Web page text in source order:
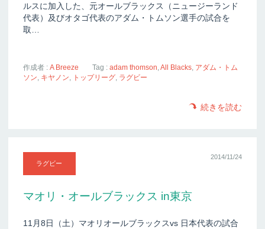
ルスに加入した、元オールブラックス（ニュージーランド
代表）及びオタゴ代表のアダム・トムソン選手の試合を
取…
作成者 :A Breeze Tag :adam thomson ,All Blacks アダム・トム
ソン
キヤノン トップリーグ ラグビー
続きを読む
ラグビー
2014/11/24
マオリ・オールブラックス in東京
11月8日（土）マオリオールブラックスvs 日本代表の試合